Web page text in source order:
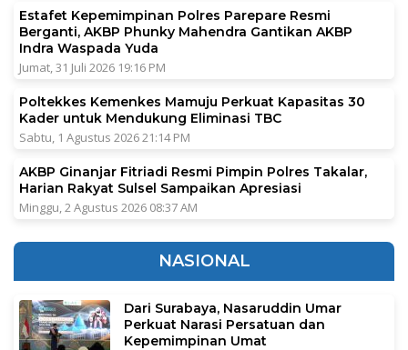
Estafet Kepemimpinan Polres Parepare Resmi
Berganti, AKBP Phunky Mahendra Gantikan AKBP
Indra Waspada Yuda
Jumat, 31 Juli 2026 19:16 PM
Poltekkes Kemenkes Mamuju Perkuat Kapasitas 30
Kader untuk Mendukung Eliminasi TBC
Sabtu, 1 Agustus 2026 21:14 PM
AKBP Ginanjar Fitriadi Resmi Pimpin Polres Takalar,
Harian Rakyat Sulsel Sampaikan Apresiasi
Minggu, 2 Agustus 2026 08:37 AM
NASIONAL
Dari Surabaya, Nasaruddin Umar
Perkuat Narasi Persatuan dan
Kepemimpinan Umat